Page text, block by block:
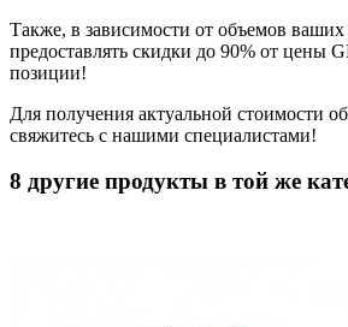
Также, в зависимости от объемов
предоставлять скидки до 90% от цены
позиции!
Для получения актуальной стоимости
свяжитесь с нашими специалистами!
8 другие продукты в той же